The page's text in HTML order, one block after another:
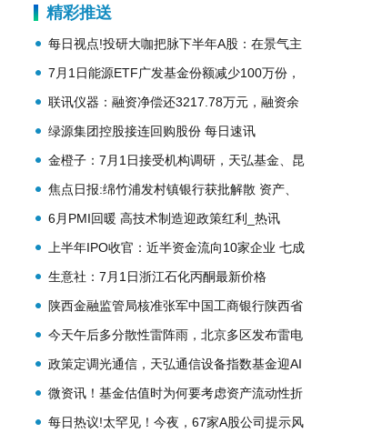
精彩推送
每日视点!投研大咖把脉下半年A股：在景气主
线中坚守，于“错杀”中淘金
7月1日能源ETF广发基金份额减少100万份，
重仓股中国神华、中国石油、陕西煤业 当前热
点
联讯仪器：融资净偿还3217.78万元，融资余
额20.17亿元 时讯
绿源集团控股接连回购股份 每日速讯
金橙子：7月1日接受机构调研，天弘基金、昆
吾基金等多家机构参与
焦点日报:绵竹浦发村镇银行获批解散 资产、
负债、业务和员工由浦发银行承接
6月PMI回暖 高技术制造迎政策红利_热讯
上半年IPO收官：近半资金流向10家企业 七成
新股出自硬科技
生意社：7月1日浙江石化丙酮最新价格
陕西金融监管局核准张军中国工商银行陕西省
分行副行长任职资格 今日热文
今天午后多分散性雷阵雨，北京多区发布雷电
黄色预警
政策定调光通信，天弘通信设备指数基金迎AI
算力新周期
微资讯！基金估值时为何要考虑资产流动性折
扣？
每日热议!太罕见！今夜，67家A股公司提示风